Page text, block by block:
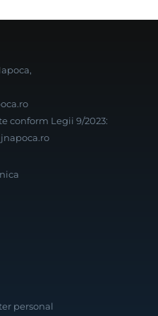
conform Legii 9/2023:
personal